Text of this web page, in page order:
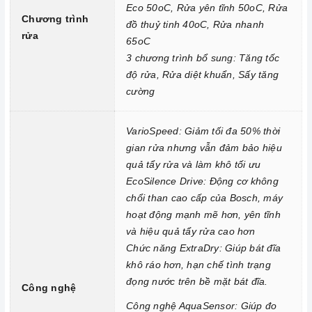
AquaStop: 100% đảm bảo các vấn đề rò rỉ nước củamáy rửa
2. Một số lưu ý khi sử dụng sản phẩm
Sử dụng đúng chất tẩy rửa: Máy rửa chénsử dụng các chất
tẩy rửa chuyên dụng, không gây hại cho máy. Bạn nên sử dụng
bột rửa chén, viên rửa chén hoặc muối rửa chén theo hướng
dẫn của nhà sản xuất.
Sắp xếp bát đĩa đúng cách: Trước khi cho bát đĩa vàomáy rửa
chén
, bạn cần sắp xếp chúng đúng cách để bát đĩa được rửa
sạch và khô ráo hoàn toàn. Bạn cần chú ý:
Loại bỏ thức ăn thừa khỏi bát đĩa trước khi cho vàomáy rửa
Sắp xếp bát đĩa sao cho các vật dụng không va chạm với
Sắp xếp bát đĩa ở vị trí phù hợp với chương trình rửa.
Lựa chọn chương trình rửa phù hợp: Mỗi chương trình rửa có
Chương trình
rửa
Eco 50oC, Rửa yên tĩnh 50oC, Rửa
đồ thuỷ tinh 40oC, Rửa nhanh
65oC
3 chương trình bổ sung: Tăng tốc
độ rửa, Rửa diệt khuẩn, Sấy tăng
cường
Công nghệ
VarioSpeed: Giảm tối đa 50% thời
gian rửa nhưng vẫn đảm bảo hiệu
quả tẩy rửa và làm khô tối ưu
EcoSilence Drive: Động cơ không
chổi than cao cấp của Bosch, máy
hoạt động mạnh mẽ hơn, yên tĩnh
và hiệu quả tẩy rửa cao hơn
Chức năng ExtraDry: Giúp bát đĩa
khô ráo hơn, hạn chế tình trạng
đọng nước trên bề mặt bát đĩa.
Công nghệ AquaSensor: Giúp đo